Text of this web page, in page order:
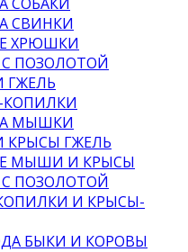
СОБАКИ
СВИНКИ
ХРЮШКИ
ПОЗОЛОТОЙ
МЫШКИ
ГЖЕЛЬ
МЫШИ И КРЫСЫ
ПОЗОЛОТОЙ
И КРЫСЫ-
БЫКИ И КОРОВЫ